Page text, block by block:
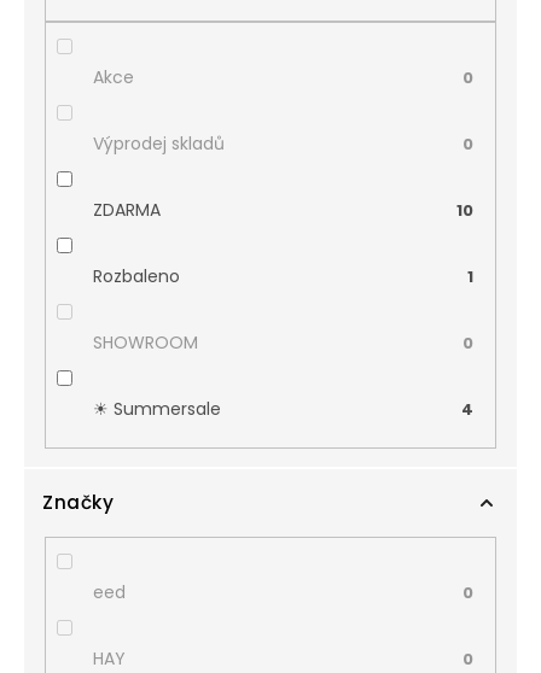
Akce 0
Výprodej skladů 0
ZDARMA 10
Rozbaleno 1
SHOWROOM 0
☀︎ Summersale 4
Značky
eed 0
HAY 0